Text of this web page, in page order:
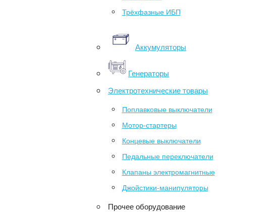
Трёхфазные ИБП
Аккумуляторы
Генераторы
Электротехнические товары
Поплавковые выключатели
Мотор-стартеры
Концевые выключатели
Педальные переключатели
Клапаны электромагнитные
Джойстики-манипуляторы
Прочее оборудование